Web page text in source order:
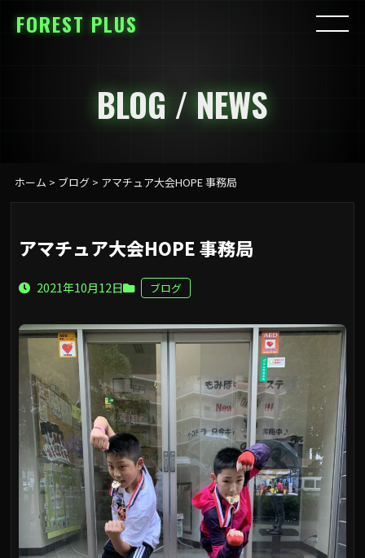
FOREST PLUS
BLOG / NEWS
ホーム > ブログ> アマチュア大会HOPE 事務局
アマチュア大会HOPE 事務局
2021年10月12日 ブログ